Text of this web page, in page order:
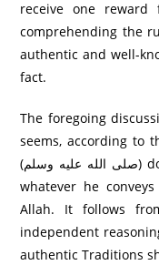
receive one
comprehending the
authentic and well-
fact.
The foregoing
seems, according to
(صلى الله عليه وسلم) does not speak of his own desire, but
whatever he
Allah. It follows
independent
authentic Traditions